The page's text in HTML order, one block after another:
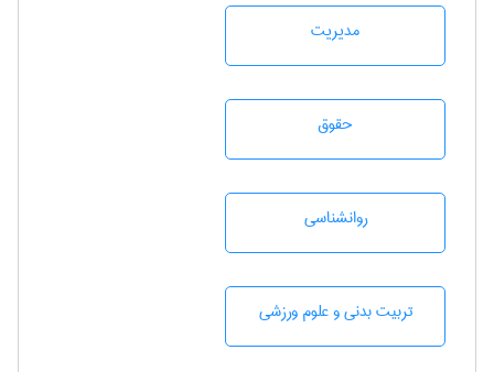
مديريت
حقوق
روانشناسی
تربيت بدنی و علوم ورزشی